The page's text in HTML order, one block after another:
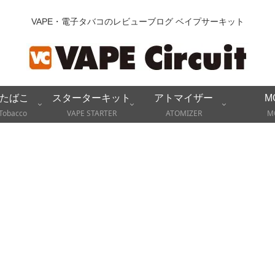
VAPE・電子タバコのレビューブログ ベイプサーキット
ばこ
スターターキット
VAPE STARTER
アトマイザー
ATOMIZER